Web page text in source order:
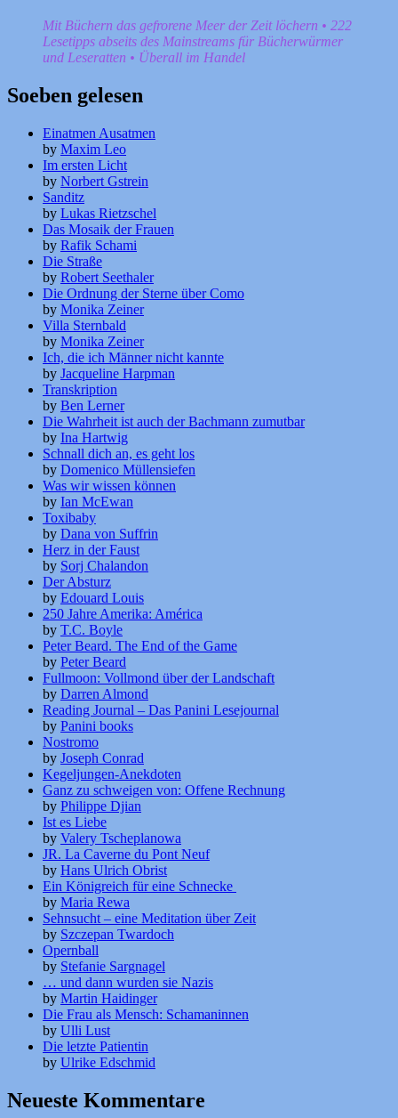
Mit Büchern das gefrorene Meer der Zeit löchern • 222
Lesetipps abseits des Mainstreams für Bücherwürmer
und Leseratten • Überall im Handel
Soeben gelesen
Einatmen Ausatmen
by Maxim Leo
Im ersten Licht
by Norbert Gstrein
Sanditz
by Lukas Rietzschel
Das Mosaik der Frauen
by Rafik Schami
Die Straße
by Robert Seethaler
Die Ordnung der Sterne über Como
by Monika Zeiner
Villa Sternbald
by Monika Zeiner
Ich, die ich Männer nicht kannte
by Jacqueline Harpman
Transkription
by Ben Lerner
Die Wahrheit ist auch der Bachmann zumutbar
by Ina Hartwig
Schnall dich an, es geht los
by Domenico Müllensiefen
Was wir wissen können
by Ian McEwan
Toxibaby
by Dana von Suffrin
Herz in der Faust
by Sorj Chalandon
Der Absturz
by Edouard Louis
250 Jahre Amerika: América
by T.C. Boyle
Peter Beard. The End of the Game
by Peter Beard
Fullmoon: Vollmond über der Landschaft
by Darren Almond
Reading Journal – Das Panini Lesejournal
by Panini books
Nostromo
by Joseph Conrad
Kegeljungen-Anekdoten
Ganz zu schweigen von: Offene Rechnung
by Philippe Djian
Ist es Liebe
by Valery Tscheplanowa
JR. La Caverne du Pont Neuf
by Hans Ulrich Obrist
Ein Königreich für eine Schnecke
by Maria Rewa
Sehnsucht – eine Meditation über Zeit
by Szczepan Twardoch
Opernball
by Stefanie Sargnagel
… und dann wurden sie Nazis
by Martin Haidinger
Die Frau als Mensch: Schamaninnen
by Ulli Lust
Die letzte Patientin
by Ulrike Edschmid
Neueste Kommentare